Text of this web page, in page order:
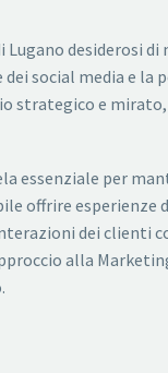
desiderosi
social media e la
strategico e
essenziale per
offrire esperienze
dei clienti
alla